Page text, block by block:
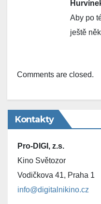
Aby po
ještě
Comments are closed.
Kontakty
Pro-DIGI, z.s.
Kino Světozor
Vodičkova 41, Praha 1
info@digitalnikino.cz